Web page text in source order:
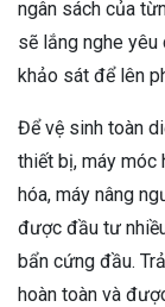
ngân sách của
sẽ lắng nghe yêu
khảo sát để lên
Để vệ sinh toàn
thiết bị, máy móc
hóa, máy nâng
được đầu tư
bẩn cứng đầu.
hoàn toàn và